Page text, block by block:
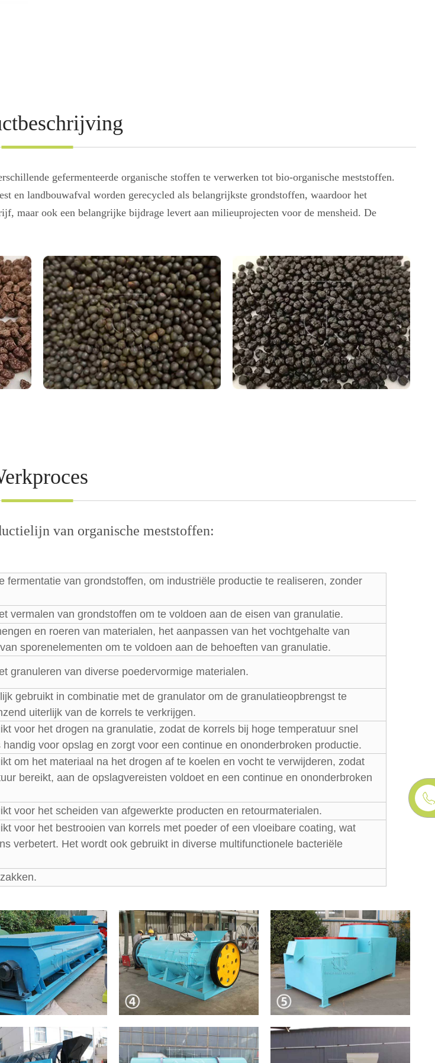
gefermenteerde organische stoffen te verwerken tot bio-organische meststoffen.
en landbouwafval worden gerecycled als belangrijkste grondstoffen, waardoor het
maar ook een belangrijke bijdrage levert aan milieuprojecten voor de mensheid. De
van organische meststoffen:
fermentatie van grondstoffen, om industriële productie te realiseren, zonder
vermalen van grondstoffen om te voldoen aan de eisen van granulatie.
en roeren van materialen, het aanpassen van het vochtgehalte van
sporenelementen om te voldoen aan de behoeften van granulatie.
granuleren van diverse poedervormige materialen.
gebruikt in combinatie met de granulator om de granulatieopbrengst te
uiterlijk van de korrels te verkrijgen.
voor het drogen na granulatie, zodat de korrels bij hoge temperatuur snel
voor opslag en zorgt voor een continue en ononderbroken productie.
om het materiaal na het drogen af ​​te koelen en vocht te verwijderen, zodat
bereikt, aan de opslagvereisten voldoet en een continue en ononderbroken
voor het scheiden van afgewerkte producten en retourmaterialen.
voor het bestrooien van korrels met poeder of een vloeibare coating, wat
verbetert. Het wordt ook gebruikt in diverse multifunctionele bacteriële